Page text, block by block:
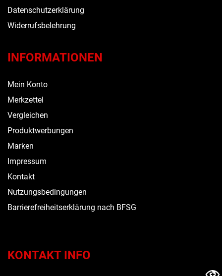
Datenschutzerklärung
Widerrufsbelehrung
INFORMATIONEN
Mein Konto
Merkzettel
Vergleichen
Produktwerbungen
Marken
Impressum
Kontakt
Nutzungsbedingungen
Barrierefreiheitserklärung nach BFSG
KONTAKT INFO